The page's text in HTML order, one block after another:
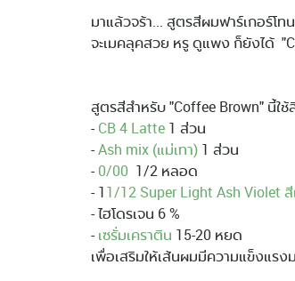
มาแล้วจร้า... สูตรสีผมฟาร์เกอร์โ
จะเมคลุคสวย หรู ดูแพง ก็ยังได้
สูตรสีสำหรับ "Coffee Brown" นี้ใช้
- CB 4 Latte 1 ส่วน
-Ash mix (แม่เทา) 1 ส่วน
- 0/00 1/2 หลอด
- 11/12 Super Light Ash Violet
- ไฮโดรเจน 6 %
- เซรั่มเคราติน 15-20 หยด
เพื่อเสริมให้เส้นผมมีความแข็งแร